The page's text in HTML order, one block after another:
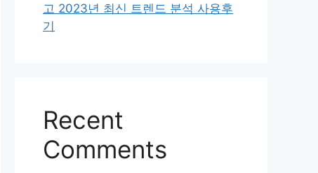
고 2023년 최신 트렌드 분석 사용후
기
Recent
Comments